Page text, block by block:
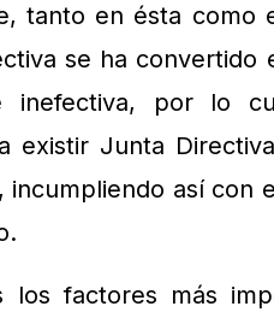
tanto en ésta como
se ha
inefectiva, por lo
existir Junta
incumpliendo así con
los factores más